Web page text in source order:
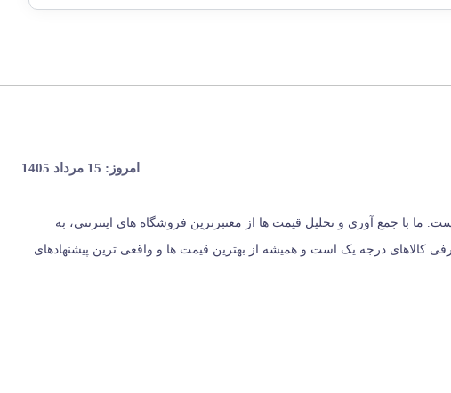
امروز: 15 مرداد 1405
صنایع دستی در ایران، از سال 1396 با وب سایت (مس زنجان) شروع کردیم و حالا 024 کالا در کنار شماست. ما با جمع‌ آوری و تحلیل قیمت‌ ها از معتبرترین فروشگاه‌ های اینترنتی، به
اینترنتی نیست؛ بلکه مرجعی مستقل برای معرفی کالاهای درجه یک است و همیشه از بهترین قیمت‌ ها و واقعی‌ ترین پیشنهادهای